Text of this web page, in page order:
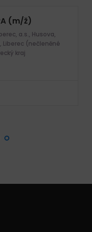
(m/ž)
a.s., Husova,
Liberec (nečleněné
kraj